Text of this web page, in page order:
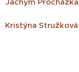
Kristýna Stružková